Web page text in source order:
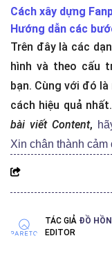
Cách xây dựng
Hướng dẫn các
Trên đây là các
hình và theo cấu
bạn. Cùng với đó
cách hiệu quả
bài viết Content,
Xin chân thành cảm
TÁC GIẢ ĐỒ
EDITOR